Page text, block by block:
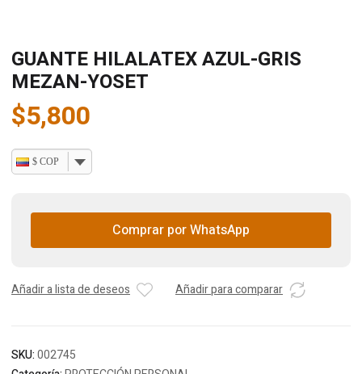
GUANTE HILALATEX AZUL-GRIS
MEZAN-YOSET
$5,800
$ COP
Comprar por WhatsApp
Añadir a lista de deseos Añadir para comparar
SKU:002745